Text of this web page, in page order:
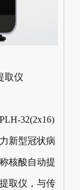
取仪
32(2x16)
新型冠状病
核酸自动提
取仪，与传